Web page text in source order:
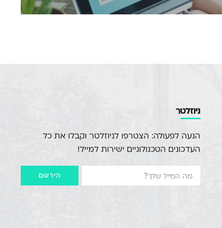
ניוזלטר
הנעה לפעולה: הצטרפו לניוזלטר וקבלו את כל
העדכונים הטכנולוגיים ישירות למייל!
הירשם